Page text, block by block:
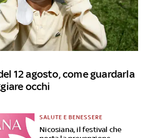
12 agosto, come guardarla
occhi
Nicosiana, il festival che
SALUTE E BENESSERE